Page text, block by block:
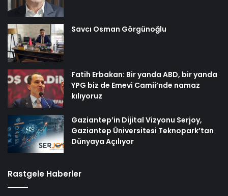
Savcı Osman Görgünoğlu
Fatih Erbakan: Bir yanda ABD, bir yanda
YPG biz de Emevi Camii’nde namaz
kılıyoruz
Gaziantep’in Dijital Vizyonu Serjoy,
Gaziantep Üniversitesi Teknopark’tan
Dünyaya Açılıyor
Rastgele Haberler